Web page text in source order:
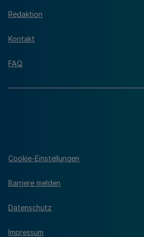
Redaktion
Kontakt
FAQ
Cookie-Einstellungen
Barriere melden
Datenschutz
Impressum